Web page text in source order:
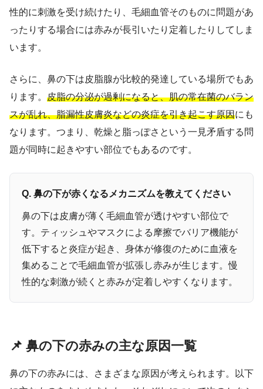
性的に刺激を受け続けたり、毛細血管そのものに問題があ
ったりする場合には赤みが長引いたり定着したりしてしま
います。
さらに、鼻の下は皮脂腺が比較的発達している場所でもあ
ります。 皮脂の分泌が過剰になると、肌の常在菌のバラン
スが乱れ、脂漏性皮膚炎などの炎症を引き起こす原因にも
なります。つまり、乾燥と脂っぽさという一見矛盾する問
題が同時に起きやすい部位でもあるのです。
Q. 鼻の下が赤くなるメカニズムを教えてください
鼻の下は皮膚が薄く毛細血管が透けやすい部位で
す。ティッシュやマスクによる摩擦でバリア機能が
低下すると炎症が起き、身体が修復のために血液を
集めることで毛細血管が拡張し赤みが生じます。慢
性的な刺激が続くと赤みが定着しやすくなります。
📌 鼻の下の赤みの主な原因一覧
鼻の下の赤みには、さまざまな原因が考えられます。以下